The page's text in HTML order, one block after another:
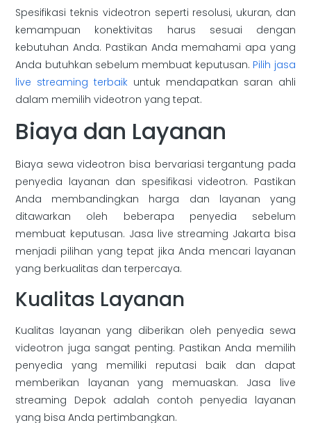
Spesifikasi teknis videotron seperti resolusi, ukuran, dan
kemampuan konektivitas harus sesuai dengan
kebutuhan Anda. Pastikan Anda memahami apa yang
Anda butuhkan sebelum membuat keputusan. Pilih jasa
live streaming terbaik untuk mendapatkan saran ahli
dalam memilih videotron yang tepat.
Biaya dan Layanan
Biaya sewa videotron bisa bervariasi tergantung pada
penyedia layanan dan spesifikasi videotron. Pastikan
Anda membandingkan harga dan layanan yang
ditawarkan oleh beberapa penyedia sebelum
membuat keputusan. Jasa live streaming Jakarta bisa
menjadi pilihan yang tepat jika Anda mencari layanan
yang berkualitas dan terpercaya.
Kualitas Layanan
Kualitas layanan yang diberikan oleh penyedia sewa
videotron juga sangat penting. Pastikan Anda memilih
penyedia yang memiliki reputasi baik dan dapat
memberikan layanan yang memuaskan. Jasa live
streaming Depok adalah contoh penyedia layanan
yang bisa Anda pertimbangkan.